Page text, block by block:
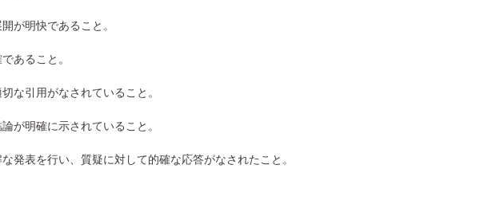
が明快であること。
あること。
な引用がなされていること。
が明確に示されていること。
発表を行い、質疑に対して的確な応答がなされたこと。